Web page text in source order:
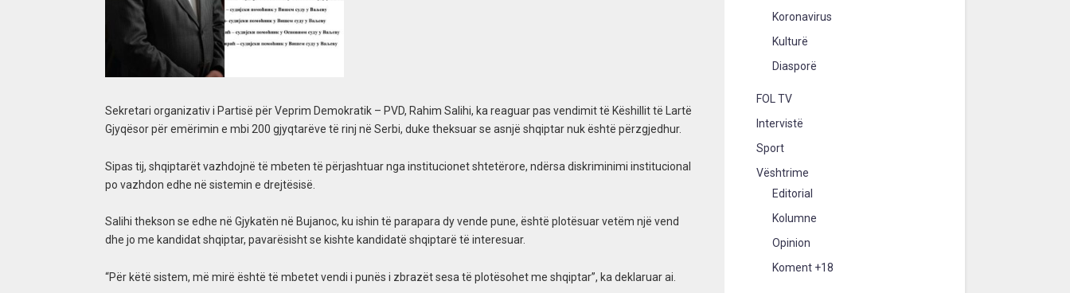
Sekretari organizativ i Partisë për Veprim Demokratik – PVD, Rahim Salihi, ka reaguar pas vendimit të Këshillit të Lartë
Gjyqësor për emërimin e mbi 200 gjyqtarëve të rinj në Serbi, duke theksuar se asnjë shqiptar nuk është përzgjedhur.
Sipas tij, shqiptarët vazhdojnë të mbeten të përjashtuar nga institucionet shtetërore, ndërsa diskriminimi institucional
po vazhdon edhe në sistemin e drejtësisë.
Salihi thekson se edhe në Gjykatën në Bujanoc, ku ishin të parapara dy vende pune, është plotësuar vetëm një vend
dhe jo me kandidat shqiptar, pavarësisht se kishte kandidatë shqiptarë të interesuar.
“Për këtë sistem, më mirë është të mbetet vendi i punës i zbrazët sesa të plotësohet me shqiptar”, ka deklaruar ai.
Koronavirus
Kulturë
Diasporë
FOL TV
Intervistë
Sport
Vështrime
Editorial
Kolumne
Opinion
Koment +18